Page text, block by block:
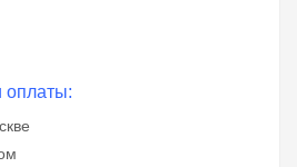
оплаты: